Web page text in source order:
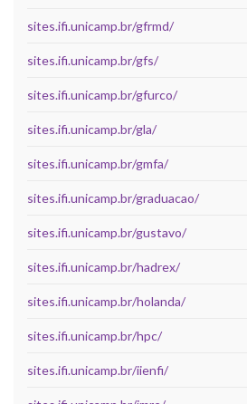
sites.ifi.unicamp.br/gfrmd/
sites.ifi.unicamp.br/gfs/
sites.ifi.unicamp.br/gfurco/
sites.ifi.unicamp.br/gla/
sites.ifi.unicamp.br/gmfa/
sites.ifi.unicamp.br/graduacao/
sites.ifi.unicamp.br/gustavo/
sites.ifi.unicamp.br/hadrex/
sites.ifi.unicamp.br/holanda/
sites.ifi.unicamp.br/hpc/
sites.ifi.unicamp.br/iienfi/